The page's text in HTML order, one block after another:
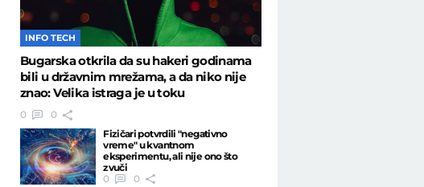
INFO TECH
Bugarska otkrila da su hakeri godinama
bili u državnim mrežama, a da niko nije
znao: Velika istraga je u toku
0
0
Fizičari potvrdili "negativno
vreme" u kvantnom
eksperimentu, ali nije ono što
zvuči
0
0